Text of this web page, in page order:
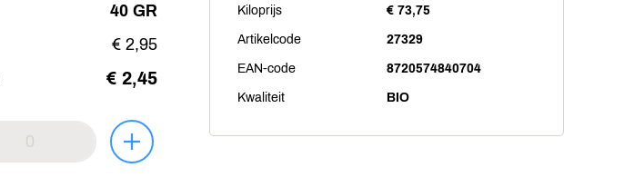
40 GR
€ 2,95
€ 2,45
Kiloprijs € 73,75
Artikelcode 27329
EAN-code 8720574840704
Kwaliteit BIO